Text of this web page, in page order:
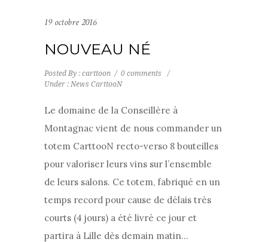
19 octobre 2016
NOUVEAU NÉ
Posted By : carttoon / 0 comments
/
Under : News CarttooN
Le domaine de la Conseillère à
Montagnac vient de nous commander un
totem CarttooN recto-verso 8 bouteilles
pour valoriser leurs vins sur l’ensemble
de leurs salons. Ce totem, fabriqué en un
temps record pour cause de délais très
courts (4 jours) a été livré ce jour et
partira à Lille dès demain matin…